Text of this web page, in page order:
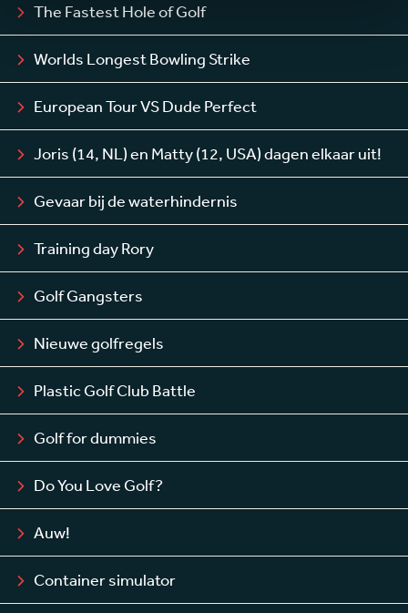
The Fastest Hole of Golf
Worlds Longest Bowling Strike
European Tour VS Dude Perfect
Joris (14, NL) en Matty (12, USA) dagen elkaar uit!
Gevaar bij de waterhindernis
Training day Rory
Golf Gangsters
Nieuwe golfregels
Plastic Golf Club Battle
Golf for dummies
Do You Love Golf?
Auw!
Container simulator